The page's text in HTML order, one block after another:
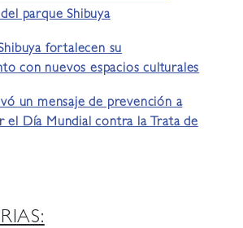
parque Shibuya
fortalecen su
con nuevos espacios culturales
un mensaje de prevención a
el Día Mundial contra la Trata de